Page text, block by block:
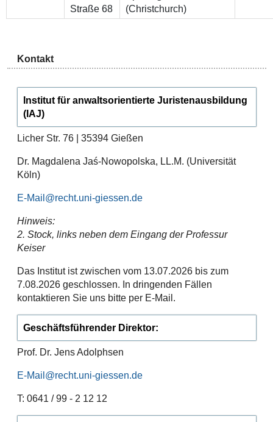
Straße 68
(Christchurch)
Kontakt
Institut für anwaltsorientierte Juristenausbildung
(IAJ)
Licher Str. 76 | 35394 Gießen
Dr. Magdalena Jaś-Nowopolska, LL.M. (Universität
Köln)
E-Mail
Hinweis:
2. Stock, links neben dem Eingang der Professur
Keiser
Das Institut ist zwischen vom 13.07.2026 bis zum
7.08.2026 geschlossen. In dringenden Fällen
kontaktieren Sie uns bitte per E-Mail.
Geschäftsführender Direktor:
Prof. Dr. Jens Adolphsen
E-Mail
T: 0641 / 99 - 2 12 12